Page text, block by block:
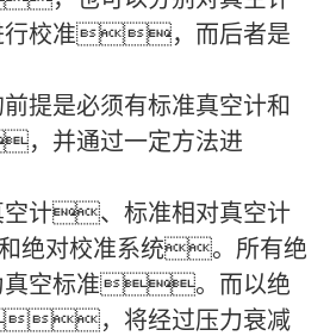
行校准，而后者是
是必须有标准真空计和
并通过一定方法进
空计、标准相对真空计
绝对校准系统。所有绝
真空标准。而以绝
，将经过压力衰减